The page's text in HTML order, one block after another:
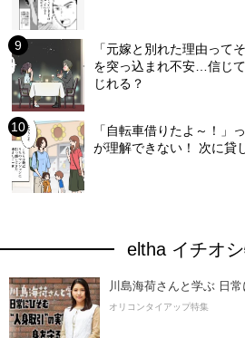
「元嫁と別れた理由って
を突っ込まれ不安…信じ
じれる？
「自転車借りたよ～！」
が理解できない！ 次に貸
eltha イチオ
川島海荷さんと学ぶ 日
オリコンタイアップ特集